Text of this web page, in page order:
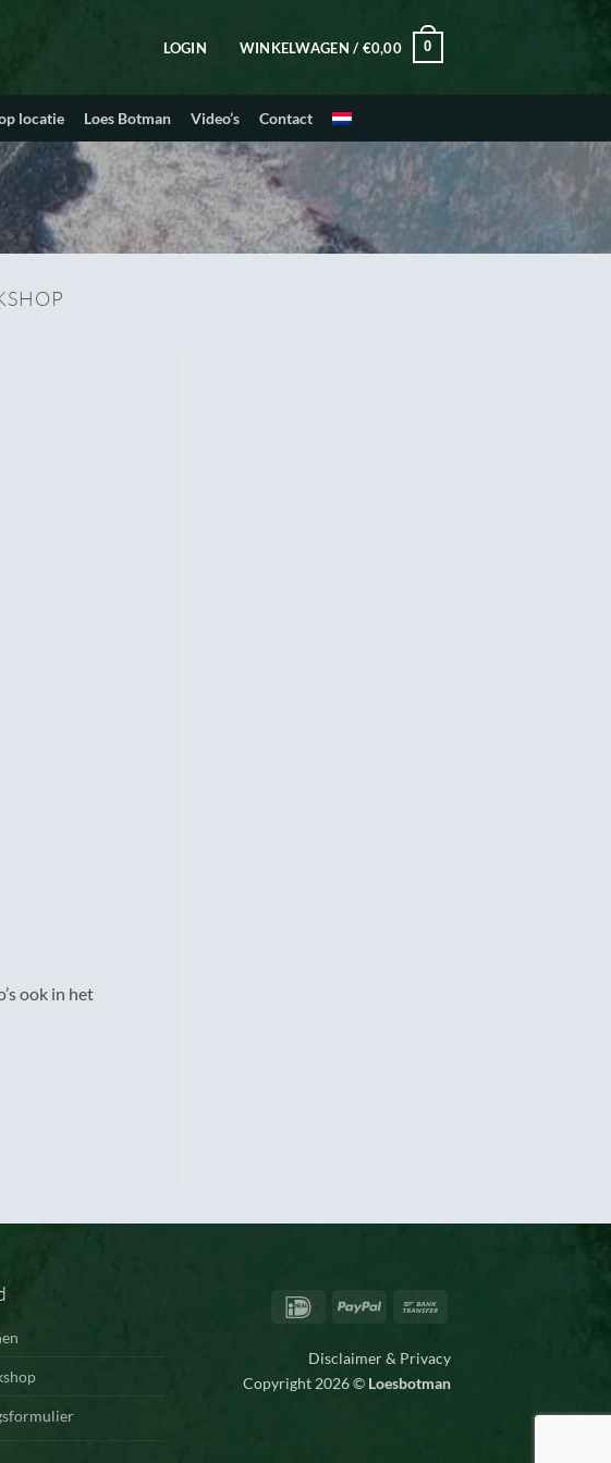
LOGIN WINKELWAGEN / €0,00 0
locatie Loes Botman Video’s Contact
ook in het
IDeal PayPal
Disclaimer & Privacy
Copyright 2026 © Loesbotman